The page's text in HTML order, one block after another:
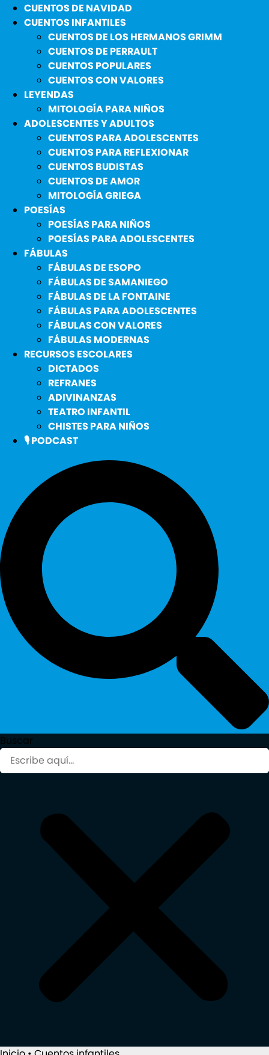
CUENTOS DE NAVIDAD
CUENTOS INFANTILES
CUENTOS DE LOS HERMANOS GRIMM
CUENTOS DE PERRAULT
CUENTOS POPULARES
CUENTOS CON VALORES
LEYENDAS
MITOLOGÍA PARA NIÑOS
ADOLESCENTES Y ADULTOS
CUENTOS PARA ADOLESCENTES
CUENTOS PARA REFLEXIONAR
CUENTOS BUDISTAS
CUENTOS DE AMOR
MITOLOGÍA GRIEGA
POESÍAS
POESÍAS PARA NIÑOS
POESÍAS PARA ADOLESCENTES
FÁBULAS
FÁBULAS DE ESOPO
FÁBULAS DE SAMANIEGO
FÁBULAS DE LA FONTAINE
FÁBULAS PARA ADOLESCENTES
FÁBULAS CON VALORES
FÁBULAS MODERNAS
RECURSOS ESCOLARES
DICTADOS
REFRANES
ADIVINANZAS
TEATRO INFANTIL
CHISTES PARA NIÑOS
🎙️ PODCAST
Buscar